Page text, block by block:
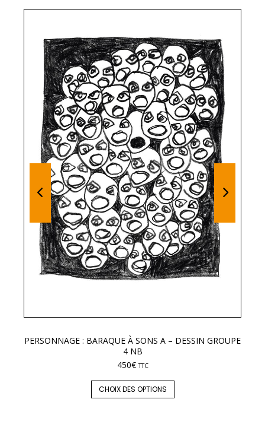
PERSONNAGE : BARAQUE À SONS A – DESSIN GROUPE
4 NB
450€ TTC
CHOIX DES OPTIONS